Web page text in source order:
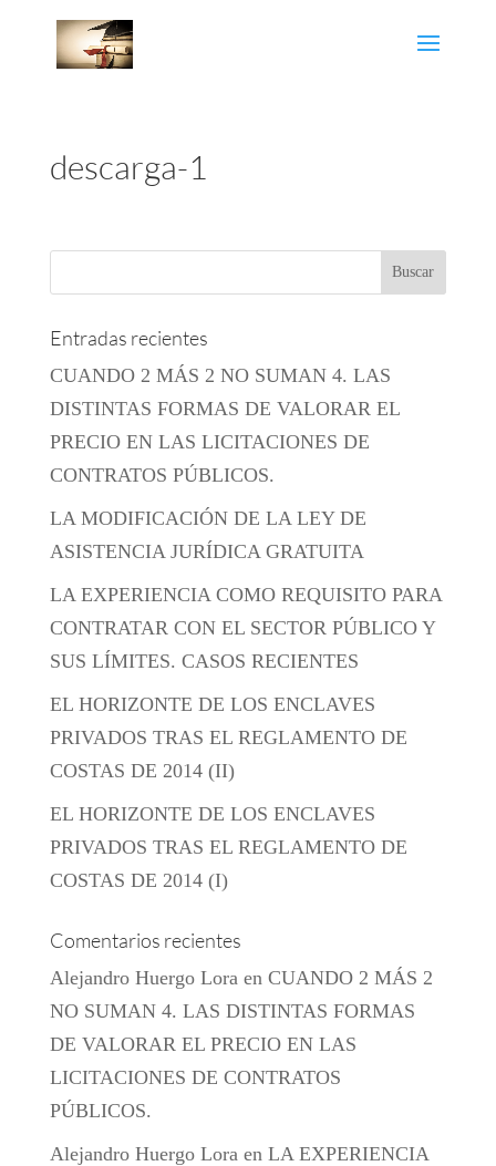
descarga-1
Entradas recientes
CUANDO 2 MÁS 2 NO SUMAN 4. LAS
DISTINTAS FORMAS DE VALORAR EL
PRECIO EN LAS LICITACIONES DE
CONTRATOS PÚBLICOS.
LA MODIFICACIÓN DE LA LEY DE
ASISTENCIA JURÍDICA GRATUITA
LA EXPERIENCIA COMO REQUISITO PARA
CONTRATAR CON EL SECTOR PÚBLICO Y
SUS LÍMITES. CASOS RECIENTES
EL HORIZONTE DE LOS ENCLAVES
PRIVADOS TRAS EL REGLAMENTO DE
COSTAS DE 2014 (II)
EL HORIZONTE DE LOS ENCLAVES
PRIVADOS TRAS EL REGLAMENTO DE
COSTAS DE 2014 (I)
Comentarios recientes
Alejandro Huergo Loraen CUANDO 2 MÁS 2
NO SUMAN 4. LAS DISTINTAS FORMAS
DE VALORAR EL PRECIO EN LAS
LICITACIONES DE CONTRATOS
PÚBLICOS.
Alejandro Huergo Loraen LA EXPERIENCIA